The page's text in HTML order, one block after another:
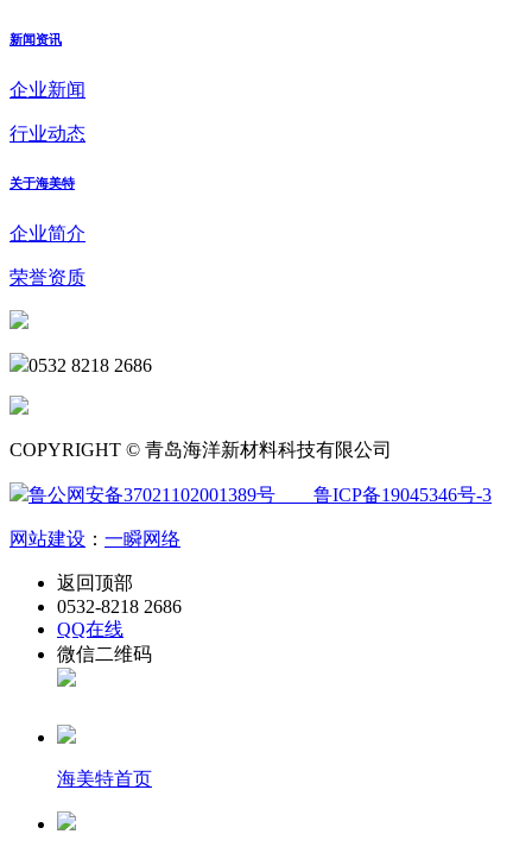
新闻资讯
企业新闻
行业动态
关于海美特
企业简介
荣誉资质
0532 8218 2686
COPYRIGHT © 青岛海洋新材料科技有限公司
鲁公网安备37021102001389号 鲁ICP备19045346号-3
网站建设 ： 一瞬网络
返回顶部
0532-8218 2686
QQ在线
微信二维码
海美特首页